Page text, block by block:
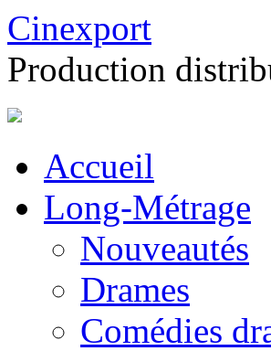
Cinexport
Production
Accueil
Long-Métrage
Nouveautés
Drames
Comédies